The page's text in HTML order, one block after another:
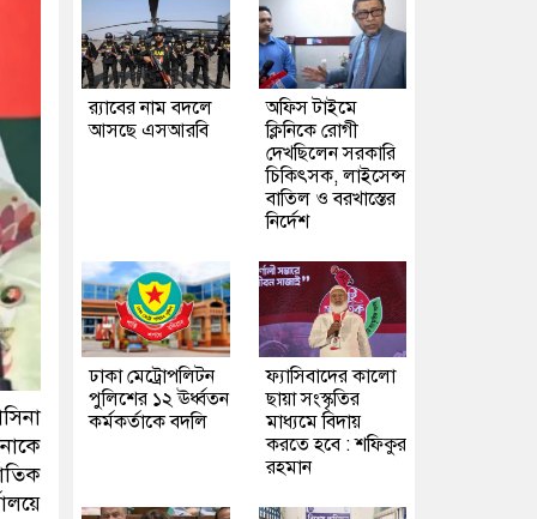
র‍্যাবের নাম বদলে
আসছে এসআরবি
অফিস টাইমে
ক্লিনিকে রোগী
দেখছিলেন সরকারি
চিকিৎসক, লাইসেন্স
বাতিল ও বরখাস্তের
নির্দেশ
ঢাকা মেট্রোপলিটন
পুলিশের ১২ ঊর্ধ্বতন
কর্মকর্তাকে বদলি
ফ্যাসিবাদের কালো
ছায়া সংস্কৃতির
মাধ্যমে বিদায়
করতে হবে : শফিকুর
রহমান